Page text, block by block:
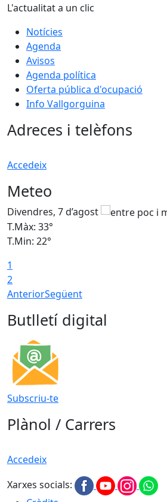
L'actualitat a un clic
Notícies
Agenda
Avisos
Agenda política
Oferta pública d'ocupació
Info Vallgorguina
Adreces i telèfons
Accedeix
Meteo
Divendres, 7 d’agost
T.Màx: 33°
T.Min: 22°
1
2
AnteriorSegüent
Butlletí digital
Subscriu-te
Plànol / Carrers
Accedeix
Xarxes socials: